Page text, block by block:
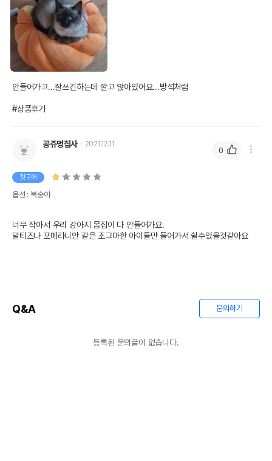
안들어가고...잘쓰긴하는데 깔고 앉아있어요...방석처럼
#상품후기
공쥬멍집사 2021.12.11
첫구매
옵션 : 복숭아
너무 작아서 우리 강아지 몸집이 다 안들어가요.
말티즈나 포메라니안 같은 조그마한 아이들만 들어가서 쉴수있을것같아요
0
Q&A 문의하기
등록된 문의글이 없습니다.